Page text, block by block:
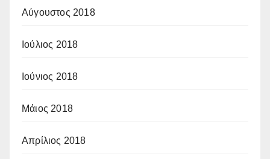
Αύγουστος 2018
Ιούλιος 2018
Ιούνιος 2018
Μάιος 2018
Απρίλιος 2018